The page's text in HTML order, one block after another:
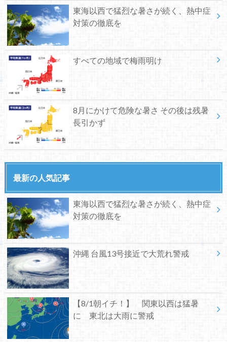
東海以西で猛烈な暑さが続く、熱中症
対策の徹底を
すべての地域で梅雨明け
8月にかけて危険な暑さ その後は残暑
長引かず
最新の人気記事
東海以西で猛烈な暑さが続く、熱中症
対策の徹底を
沖縄 台風13号接近で大荒れ警戒
【8/1朝イチ！】 関東以西は猛暑
に 東北は大雨に警戒